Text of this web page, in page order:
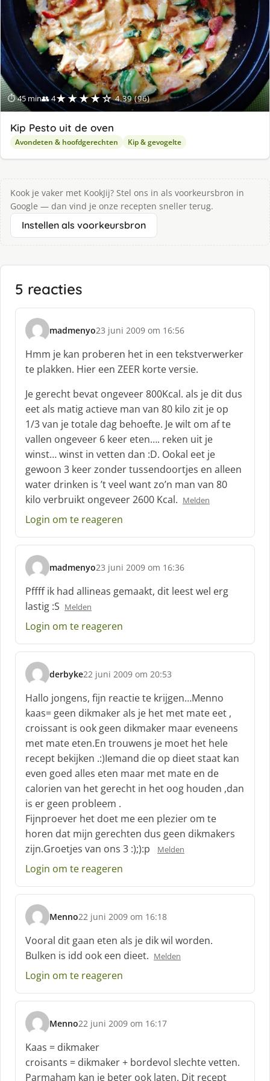
⏱ 45 min👥 4★★★★☆ 4.39 (96)
Kip Pesto uit de oven
Avondeten & hoofdgerechten Kip & gevogelte
Kook je vaker met KookJij? Stel ons in als voorkeursbron in
Google — dan vind je onze recepten sneller terug.
Instellen als voorkeursbron
5 reacties
madmenyo
s
c
h
r
e
f
:
23 juni 2009 om 16:56
Hmm je kan proberen het in een tekstverwerker
te plakken. Hier een ZEER korte versie.
Je gerecht bevat ongeveer 800Kcal. als je dit dus
eet als matig actieve man van 80 kilo zit je op
1/3 van je totale dag behoefte. Je wilt om af te
vallen ongeveer 6 keer eten…. reken uit je
winst… winst in vetten dan :D. Ookal eet je
gewoon 3 keer zonder tussendoortjes en alleen
water drinken is ’t veel want zo’n man van 80
kilo verbruikt ongeveer 2600 Kcal. Melden
Login om te reageren
madmenyo
s
c
h
r
e
f
23 juni 2009 om 16:36
Pffff ik had allineas gemaakt, dit leest wel erg
lastig :S Melden
Login om te reageren
derbyke
s
c
h
r
e
e
f
22 juni 2009 om 20:53
Hallo jongens, fijn reactie te krijgen…Menno
kaas= geen dikmaker als je het met mate eet ,
croissant is ook geen dikmaker maar eveneens
met mate eten.En trouwens je moet het hele
recept bekijken .:)Iemand die op dieet staat kan
even goed alles eten maar met mate en de
calorien van het gerecht in het oog houden ,dan
is er geen probleem .
Fijnproever het doet me een plezier om te
horen dat mijn gerechten dus geen dikmakers
zijn.Groetjes van ons 3 :);):p
Melden
Login om te reageren
Menno
s
c
h
r
e
f
22 juni 2009 om 16:18
Vooral dit gaan eten als je dik wil worden.
Bulken is idd ook een dieet. Melden
Login om te reageren
Menno
s
c
h
r
22 juni 2009 om 16:17
Kaas = dikmaker
croisants = dikmaker + bordevol slechte vetten.
Parmaham kan je beter ook laten. Dit recept